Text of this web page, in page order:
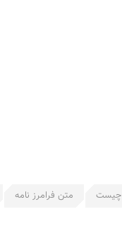
چیست متن فرامرز نامه